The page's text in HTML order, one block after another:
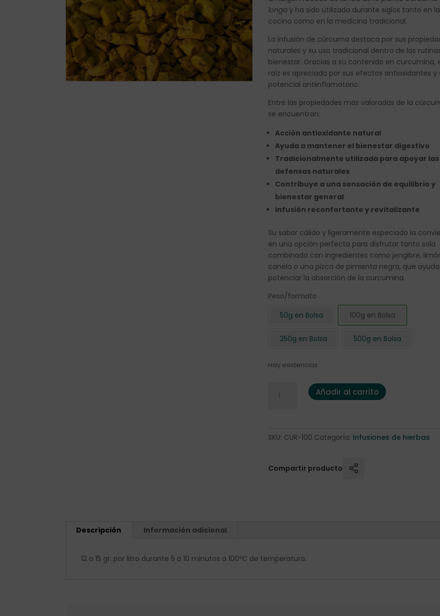
longa y ha sido utilizada durante siglos tanto en la
cocina como en la medicina tradicional.
La infusión de cúrcuma destaca por sus
naturales y su uso tradicional dentro de las
bienestar. Gracias a su contenido en curcumina,
raíz es apreciada por sus efectos antioxidantes y
potencial antiinflamatorio.
Entre las propiedades más valoradas de la
se encuentran:
Acción antioxidante natural
Ayuda a mantener el bienestar digestivo
Tradicionalmente utilizada para apoyar las
defensas naturales
Contribuye a una sensación de equilibrio y
bienestar general
Infusión reconfortante y revitalizante
Su sabor cálido y ligeramente especiado la
en una opción perfecta para disfrutar tanto sola
combinada con ingredientes como jengibre,
canela o una pizca de pimienta negra, que
potenciar la absorción de la curcumina.
Peso/formato
50g en Bolsa
100g en Bolsa
250g en Bolsa 500g en Bolsa
Hay existencias
Cúrcuma cortada 100 gr. cantidad
Añadir al carrito
SKU: CUR-100 Categoría: Infusiones de hierbas
Compartir producto
Descripción Información adicional
12 a 15 gr. por litro durante 5 a 10 minutos a 100ºC de temperatura.